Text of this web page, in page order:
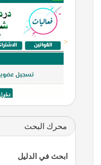
<
محرك البحث
ابحث في الدليل